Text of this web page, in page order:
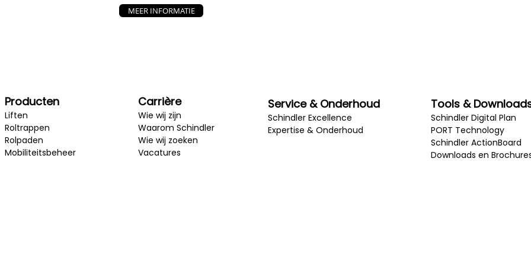
MEER INFORMATIE
Producten
Liften
Roltrappen
Rolpaden
Mobiliteitsbeheer
Carrière
Wie wij zijn
Waarom Schindler
Wie wij zoeken
Vacatures
Service & Onderhoud
Schindler Excellence
Expertise & Onderhoud
Tools &
Schindler Digital Plan
PORT Technology
Schindler ActionBoard
Downloads en